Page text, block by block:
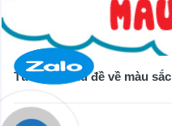
Từ vựng chủ đề về màu sắc